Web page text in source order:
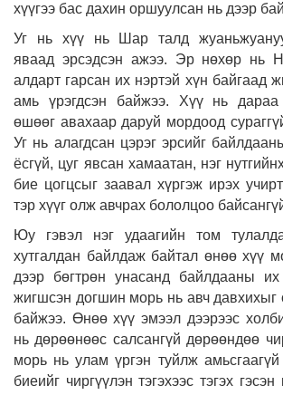
хүүгээ бас дахин оршуулсан нь дээр
Уг нь хүү нь Шар талд
яваад эрсэдсэн ажээ. Эр нөхөр нь
алдарт гарсан их нэртэй хүн байгаад
амь үрэгдсэн байжээ. Хүү нь дараа
өшөөг авахаар даруй мордоод
Уг нь алагдсан цэрэг эрсийг
ёсгүй, цуг явсан хамаатан, нэг
бие цогцсыг заавал хүргэж ирэх
тэр хүүг олж авчрах бололцоо
Юу гэвэл нэг удаагийн том
хутгалдан байлдаж байтал өнөө хүү
дээр бөгтрөн унасанд байлдааны
жигшсэн догшин морь нь авч давхихыг
байжээ. Өнөө хүү эмээл дээрээс
нь дөрөөнөөс салсангүй дөрөөндөө
морь нь улам үргэн туйлж амьсгаагүй
биеийг чиргүүлэн тэгэхээс тэгэх